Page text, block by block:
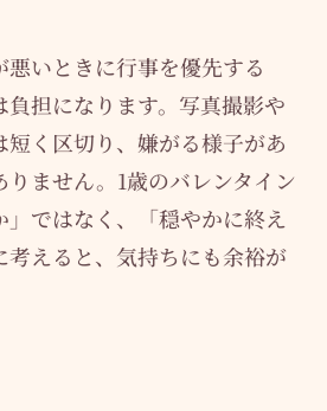
いときに行事を優先する
負担になります。写真撮影や
く区切り、嫌がる様子があ
ません。1歳のバレンタイン
ではなく、「穏やかに終え
考えると、気持ちにも余裕が